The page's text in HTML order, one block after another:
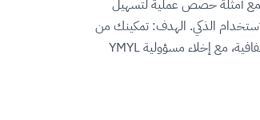
مع أمثلة حصص عملية لتسهيل
الذكي. الهدف: تمكينك من
بدون تعقيد—سواء كنت تتابع اللوكارب، الكيتو، أو مجرّد تبحث عن خيارات أخف. نحدّث المحتوى دوريًا ونُظهر “تم التحديث” لضمان الدقة والشفافية، مع إخلاء مسؤولية YMYL